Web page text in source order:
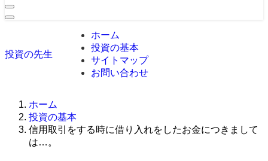
投資の先生
ホーム
投資の基本
サイトマップ
お問い合わせ
ホーム
投資の基本
信用取引をする時に借り入れをしたお金につきまして
は…。